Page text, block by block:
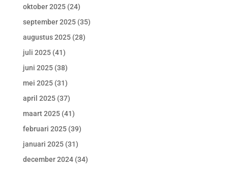
oktober 2025(24)
september 2025(35)
augustus 2025(28)
juli 2025(41)
juni 2025(38)
mei 2025(31)
april 2025(37)
maart 2025(41)
februari 2025(39)
januari 2025(31)
december 2024(34)